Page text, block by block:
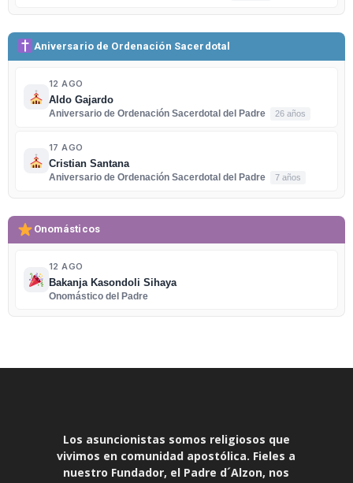
Aniversario de Ordenación Sacerdotal
12 AGO
Aldo Gajardo
Aniversario de Ordenación Sacerdotal del Padre
26 años
17 AGO
Cristian Santana
Aniversario de Ordenación Sacerdotal del Padre
7 años
Onomásticos
12 AGO
Bakanja Kasondoli Sihaya
Onomástico del Padre
Los asuncionistas somos religiosos que
vivimos en comunidad apostólica. Fieles a
nuestro Fundador, el Padre d´Alzon, nos